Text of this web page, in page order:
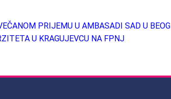
PRIJEMU U AMBASADI SAD U
U KRAGUJEVCU NA FPNJ